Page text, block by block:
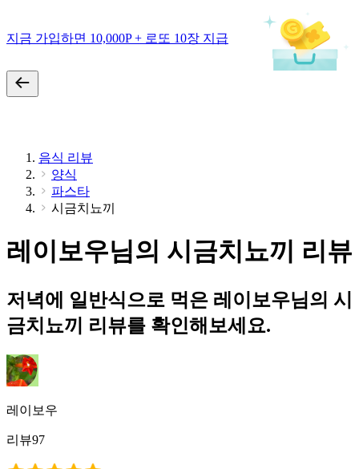
지금 가입하면 10,000P + 로또 10장 지급
음식 리뷰
양식
파스타
시금치뇨끼
레이보우님의 시금치뇨끼 리뷰
저녁에 일반식으로 먹은 레이보우님의 시
금치뇨끼 리뷰를 확인해보세요.
레이보우
리뷰97